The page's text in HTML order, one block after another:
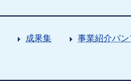
成果集 事業紹介パ